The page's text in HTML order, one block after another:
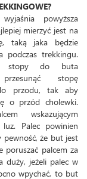
powyższa
mierzyć jest na
taką jaka będzie
podczas trekkingu.
stopy do buta
stopę
przodu, tak aby
o przód cholewki.
wskazującym
Palec powinien
pewność, że but jest
poruszać palcem za
duży, jeżeli palec w
wpychać, to but